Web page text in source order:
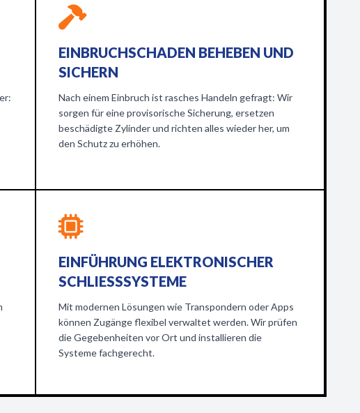
EINBRUCHSCHADEN BEHEBEN UND
SICHERN
Nach einem Einbruch ist rasches Handeln gefragt: Wir
sorgen für eine provisorische Sicherung, ersetzen
beschädigte Zylinder und richten alles wieder her, um
den Schutz zu erhöhen.
EINFÜHRUNG ELEKTRONISCHER
SCHLIESSSYSTEME
Mit modernen Lösungen wie Transpondern oder Apps
können Zugänge flexibel verwaltet werden. Wir prüfen
die Gegebenheiten vor Ort und installieren die
Systeme fachgerecht.